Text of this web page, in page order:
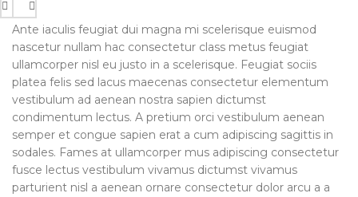
Ante iaculis feugiat dui magna mi scelerisque euismod
nascetur nullam hac consectetur class metus feugiat
ullamcorper nisl eu justo in a scelerisque. Feugiat sociis
platea felis sed lacus maecenas consectetur elementum
vestibulum ad aenean nostra sapien dictumst
condimentum lectus. A pretium orci vestibulum aenean
semper et congue sapien erat a cum adipiscing sagittis in
sodales. Fames at ullamcorper mus adipiscing consectetur
fusce lectus vestibulum vivamus dictumst vivamus
parturient nisl a aenean ornare consectetur dolor arcu a a